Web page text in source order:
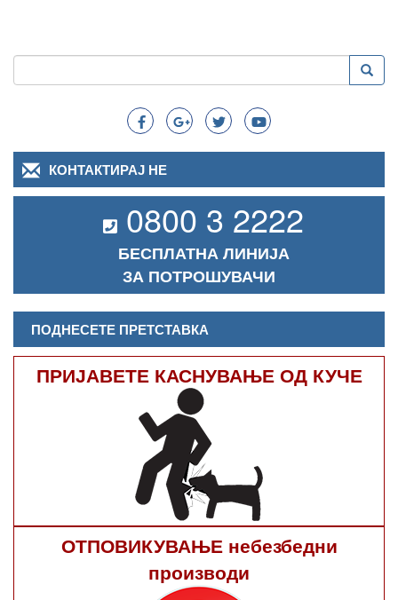
Search
Пребарување
КОНТАКТИРАЈ НЕ
0800 3 2222
БЕСПЛАТНА ЛИНИЈА
ЗА ПОТРОШУВАЧИ
ПОДНЕСЕТЕ ПРЕТСТАВКА
ПРИЈАВЕТЕ КАСНУВАЊЕ ОД КУЧЕ
ОТПОВИКУВАЊЕ небезбедни
производи